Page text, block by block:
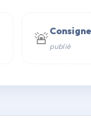
🚨 publié